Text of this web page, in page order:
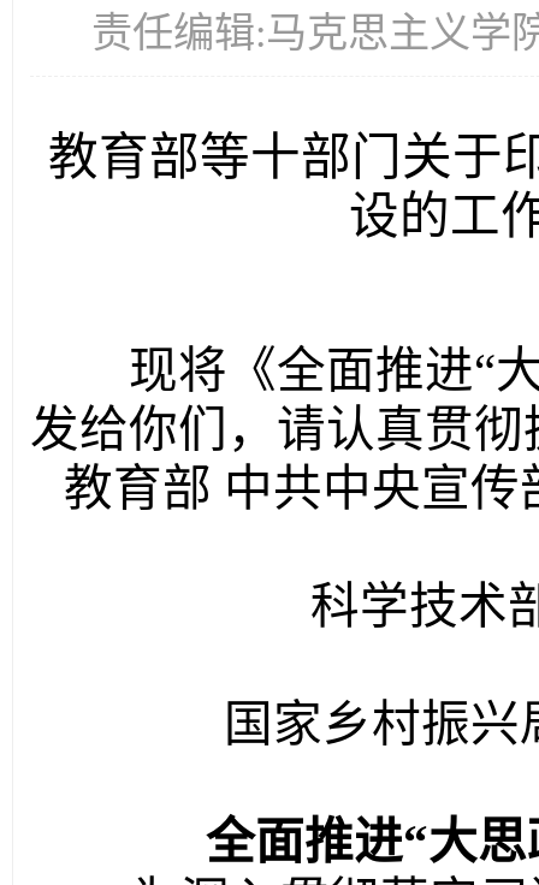
责任编辑:马克思主义学
教育部等十部门关于
设的工
现将《全面推进“大
发给你们，请认真贯彻
教育部 中共中央宣传
科学技术
国家乡村振兴
全面推进“大